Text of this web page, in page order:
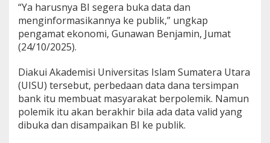
u
k
a
a
S
o
a
'
“Ya harusnya BI segera buka data dan
menginformasikannya ke publik,” ungkap
pengamat ekonomi, Gunawan Benjamin, Jumat
(24/10/2025).
Diakui Akademisi Universitas Islam Sumatera Utara
(UISU) tersebut, perbedaan data dana tersimpan
bank itu membuat masyarakat berpolemik. Namun
polemik itu akan berakhir bila ada data valid yang
dibuka dan disampaikan BI ke publik.